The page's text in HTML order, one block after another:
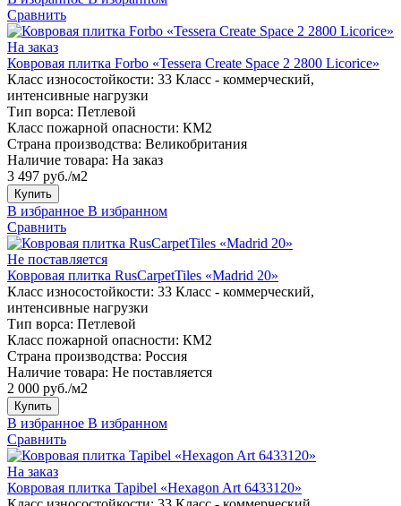
Сравнить
На заказ
Ковровая плитка Forbo «Tessera Create Space 2 2800 Licorice»
Класс износостойкости: 33 Класс - коммерческий,
интенсивные нагрузки
Тип ворса: Петлевой
Класс пожарной опасности: КМ2
Страна производства: Великобритания
Наличие товара: На заказ
3 497 руб./м2
Купить
В избранное В избранном
Сравнить
Не поставляется
Ковровая плитка RusCarpetTiles «Madrid 20»
Класс износостойкости: 33 Класс - коммерческий,
интенсивные нагрузки
Тип ворса: Петлевой
Класс пожарной опасности: КМ2
Страна производства: Россия
Наличие товара: Не поставляется
2 000 руб./м2
Купить
В избранное В избранном
Сравнить
На заказ
Ковровая плитка Tapibel «Hexagon Art 6433120»